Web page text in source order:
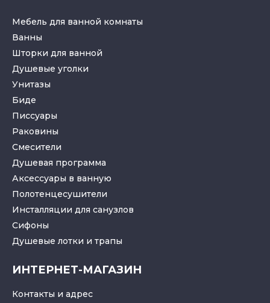
Мебель для ванной комнаты
Ванны
Шторки для ванной
Душевые уголки
Унитазы
Биде
Писсуары
Раковины
Смесители
Душевая программа
Аксессуары в ванную
Полотенцесушители
Инсталляции для санузлов
Cифоны
Душевые лотки и трапы
ИНТЕРНЕТ-МАГАЗИН
Контакты и адрес